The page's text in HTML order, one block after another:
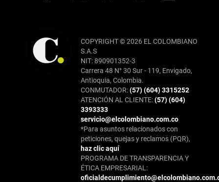
COPYRIGHT © 2026 EL COLOMBIANO
S.A.S
NIT: 890901352-3
Carrera 48 N° 30 Sur - 119, Envigado,
Antioquia, Colombia.
CONMUTADOR:(57) (604) 3315252
ATENCIÓN AL CLIENTE:(57) (604)
3393333
servicio@elcolombiano.com.co
*Para asuntos relacionados con
peticiones, quejas y reclamos (PQR),
haz clic aquí
PROGRAMA DE TRANSPARENCIA Y
ÉTICA EMPRESARIAL: